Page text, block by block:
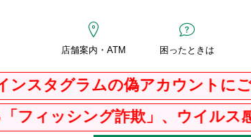
店舗案内・ATM 困ったときは
ラムの偽アカウントにご注意くだ
欺」、ウイルス感染を騙る「